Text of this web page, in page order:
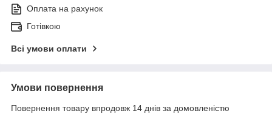
Оплата на рахунок
Готівкою
Всі умови оплати
Умови повернення
Повернення товару впродовж 14 днів за домовленістю